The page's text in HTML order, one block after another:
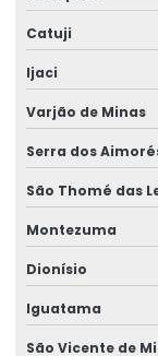
Catuji
Ijaci
Varjão de Minas
Serra dos
São Thomé das
Montezuma
Dionísio
Iguatama
São Vicente de